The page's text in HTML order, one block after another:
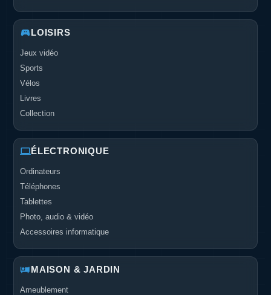
LOISIRS
Jeux vidéo
Sports
Vélos
Livres
Collection
ÉLECTRONIQUE
Ordinateurs
Téléphones
Tablettes
Photo, audio & vidéo
Accessoires informatique
MAISON & JARDIN
Ameublement